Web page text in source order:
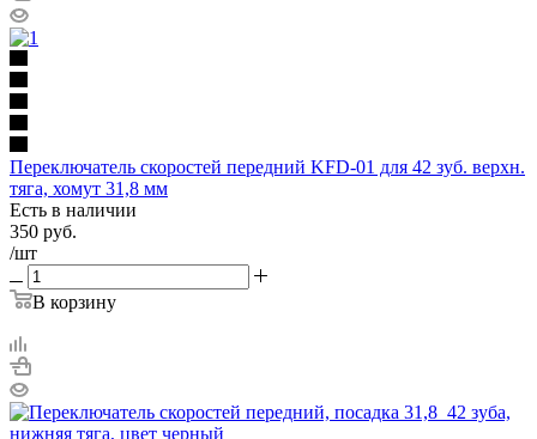
Переключатель скоростей передний KFD-01 для 42 зуб. верхн.
тяга, хомут 31,8 мм
Есть в наличии
350 руб.
/шт
В корзину